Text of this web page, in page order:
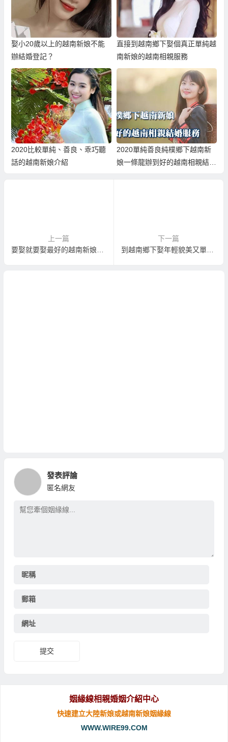
娶小20歲以上的越南新娘不能
辦結婚登記？
直接到越南鄉下娶個真正單純越
南新娘的越南相親服務
2020比較單純、善良、乖巧聽
話的越南新娘介紹
2020單純善良純樸鄉下越南新
娘一條龍辦到好的越南相親結婚
上一篇
下一篇
發表評論
匿名網友
昵稱
郵箱
網址
提交
姻緣線相親婚姻介紹中心
快速建立大陸新娘或越南新娘姻緣線
WWW.WIRE99.COM